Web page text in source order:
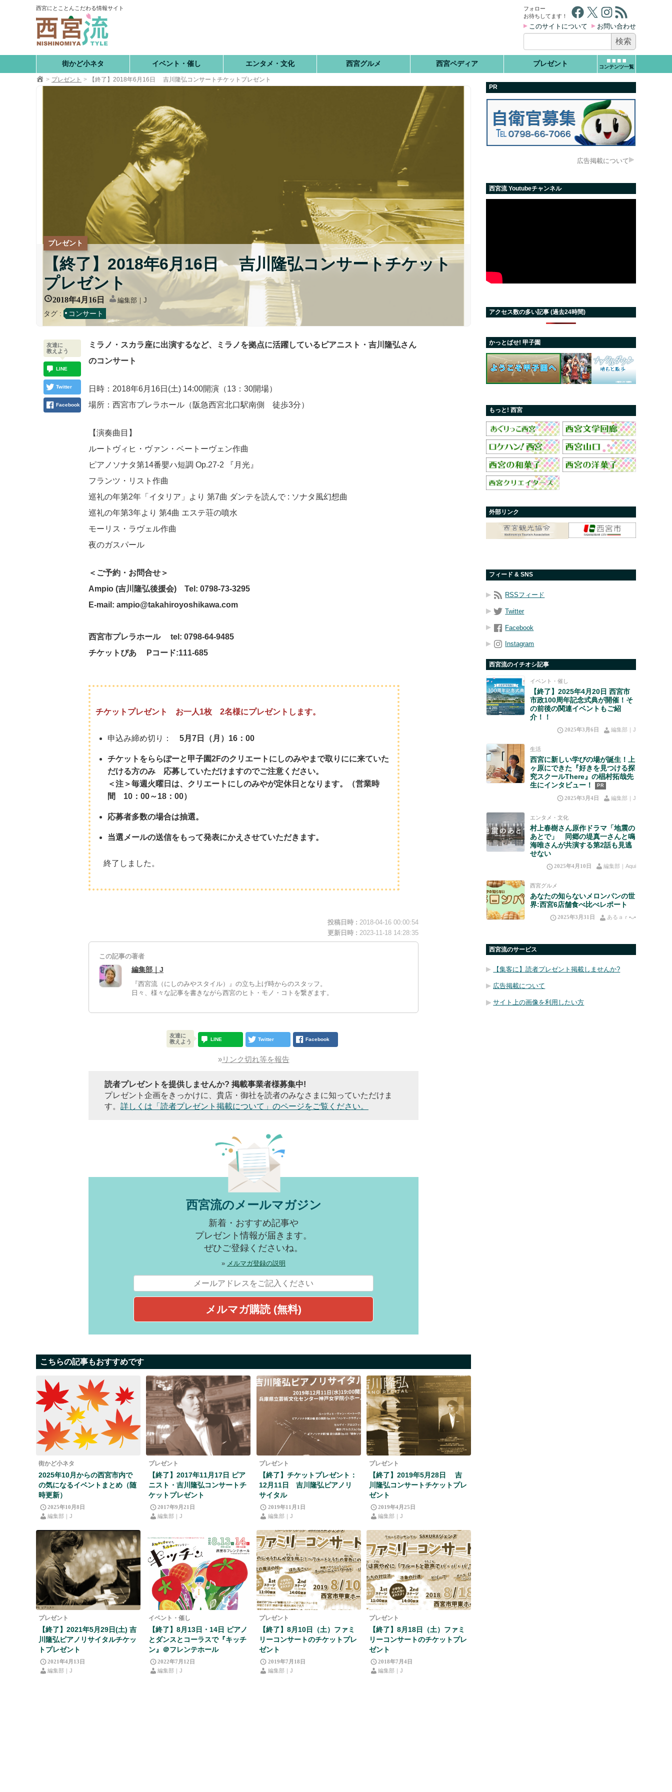
西宮にとことんこだわる情報サイト
街かど小ネタ イベント・催し エンタメ・文化 西宮グルメ 西宮ペディア プレゼント コンテンツ一覧
フォロー
お待ちしてます！
Facebook X Instagram RSS フィード
このサイトについて お問い合わせ
索:
プレゼント 【終了】2018年6月16日 吉川隆弘コンサートチケットプレゼント
プレゼント
【終了】2018年6月16日 吉川隆弘コンサートチケット
プレゼント
2018年4月16日 編集部｜J
タグ : コンサート
ミラノ・スカラ座に出演するなど、
ミラノを拠点に活躍しているピアニスト・吉川隆弘さん
のコンサート
日時：2018年6月16日(土) 14:00開演（13：30開場）
場所：西宮市プレラホール（阪急西宮北口駅南側 徒歩3分）
【演奏曲目】
ルートヴィヒ・ヴァン・ベートーヴェン作曲
ピアノソナタ第14番嬰ハ短調 Op.27-2 『月光』
フランツ・リスト作曲
巡礼の年第2年「イタリア」より 第7曲 ダンテを読んで : ソナタ風幻想曲
巡礼の年第3年より 第4曲 エステ荘の噴水
モーリス・ラヴェル作曲
夜のガスパール
＜ご予約・お問合せ＞
Ampio (吉川隆弘後援会)Tel: 0798-73-3295
E-mail: ampio@takahiroyoshikawa.com
西宮市プレラホール tel: 0798-64-9485
チケットぴあ Pコード:111-685
チケットプレゼント お一人1枚 2名様にプレゼントします。
申込み締め切り： 5月7日（月）16：00
チケットをららぽーと甲子園2Fのクリエートにしのみやまで取りにに来ていた
だける方のみ 応募していただけますのでご注意ください。
＜注＞毎週火曜日は、クリエートにしのみやが定休日となります。（営業時
間 10：00～18：00）
応募者多数の場合は抽選。
当選メールの送信をもって発表にかえさせていただきます。
終了しました。
友達に
教えよう
LINE
Twitter
Facebook
投稿日時 : 2018-04-16 00:00:54
更新日時 : 2023-11-18 14:28:35
この記事の著者
編集部｜J
『西宮流（にしのみやスタイル）』の立ち上げ時からのスタッフ。
日々、様々な記事を書きながら西宮のヒト・モノ・コトを繋ぎます。
友達に
教えよう
LINE Twitter Facebook
»リンク切れ等を報告
読者プレゼントを提供しませんか? 掲載事業者様募集中!
プレゼント企画をきっかけに、貴店・御社を読者のみなさまに知っていただけま
す。 詳しくは「読者プレゼント掲載について」のページをご覧ください。
西宮流のメールマガジン
新着・おすすめ記事や
プレゼント情報が届きます。
ぜひご登録くださいね。
» メルマガ登録の説明
こちらの記事もおすすめです
街かど小ネタ
2025年10月からの西宮市内で
の気になるイベントまとめ（随
時更新）
2025年10月8日
編集部｜J
プレゼント
【終了】2017年11月17日 ピア
ニスト・吉川隆弘コンサートチ
ケットプレゼント
2017年9月21日
編集部｜J
プレゼント
【終了】チケットプレゼント：
12月11日 吉川隆弘ピアノリ
サイタル
2019年11月1日
編集部｜J
プレゼント
【終了】2019年5月28日 吉
川隆弘コンサートチケットプレ
ゼント
2019年4月25日
編集部｜J
プレゼント
【終了】2021年5月29日(土) 吉
川隆弘ピアノリサイタルチケッ
トプレゼント
2021年4月13日
編集部｜J
イベント・催し
【終了】8月13日・14日 ピアノ
とダンスとコーラスで『キッチ
ン』＠フレンテホール
2022年7月12日
編集部｜J
プレゼント
【終了】8月10日（土）ファミ
リーコンサートのチケットプレ
ゼント
2019年7月18日
編集部｜J
プレゼント
【終了】8月18日（土）ファミ
リーコンサートのチケットプレ
ゼント
2018年7月4日
編集部｜J
PR
広告掲載について
西宮流 Youtubeチャンネル
アクセス数の多い記事 (過去24時間)
かっとばせ! 甲子園
もっと! 西宮
外部リンク
フィード & SNS
RSSフィード
Twitter
Facebook
Instagram
西宮流のイチオシ記事
イベント・催し
【終了】2025年4月20日 西宮市
市政100周年記念式典が開催！そ
の前後の関連イベントもご紹
介！！
2025年3月6日 編集部｜J
生活
西宮に新しい学びの場が誕生！上
ヶ原にできた『好きを見つける探
究スクールThere』の椙村拓哉先
生にインタビュー！
PR
2025年3月4日 編集部｜J
エンタメ・文化
村上春樹さん原作ドラマ「地震の
あとで」 同郷の堤真一さんと鳴
海唯さんが共演する第2話も見逃
せない
2025年4月10日 編集部｜Aqui
西宮グルメ
あなたの知らないメロンパンの世
界:西宮6店舗食べ比べレポート
2025年3月31日 あるａｒ•⁠ᴗ⁠•⁠
西宮流のサービス
【集客に】読者プレゼント掲載しませんか?
広告掲載について
サイト上の画像を利用したい方